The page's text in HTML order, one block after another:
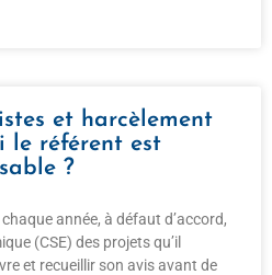
et harcèlement
le référent est
?
année, à défaut d’accord,
(CSE) des projets qu’il
et recueillir son avis avant de